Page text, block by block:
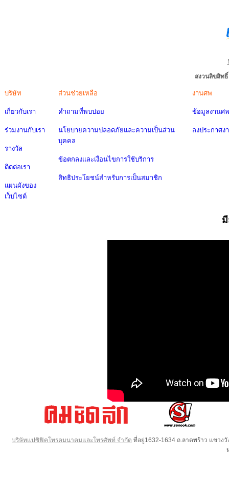
สงวนลิขสิท
บริษัท
เกี่ยวกับเรา
ร่วมงานกับเรา
รางวัล
ติดต่อเรา
แผนผังของ
เว็บไซต์
ส่วนช่วยเหลือ
คำถามที่พบบ่อย
นโยบายความปลอดภัยและความเป็นส่วน
บุคคล
ข้อตกลงและเงื่อนไขการใช้บริการ
สิทธิประโยชน์สำหรับการเป็นสมาชิก
งานศพ
ข้อมูลงานศพ
ลงประกาศง
บริษัทแปซิฟิคโทรคมนาคมและโทรศัพท์ จำกัด ที่อยู่1632-1634 ถ.ลาดพร้าว แขวง